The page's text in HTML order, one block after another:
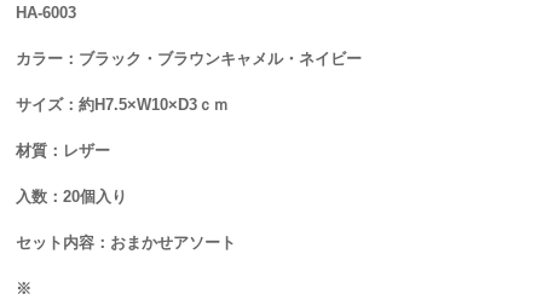
HA-6003
カラー：ブラック・ブラウンキャメル・ネイビー
サイズ：約H7.5×W10×D3ｃｍ
材質：レザー
入数：20個入り
セット内容：おまかせアソート
※